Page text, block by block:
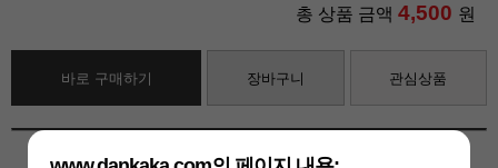
총 상품 금액 4,500 원
바로 구매하기 장바구니 관심상품